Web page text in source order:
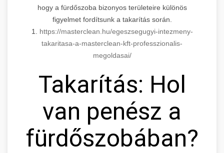
hogy a fürdőszoba bizonyos területeire különös
figyelmet fordítsunk a takarítás során.
1. https://masterclean.hu/egeszsegugyi-intezmeny-
takaritasa-a-masterclean-kft-professzionalis-
megoldasai/
Takarítás: Hol
van penész a
fürdőszobában?